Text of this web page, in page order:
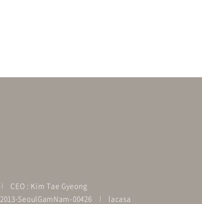
CEO : Kim Tae Gyeong
SeoulGamNam-00426
lacasa